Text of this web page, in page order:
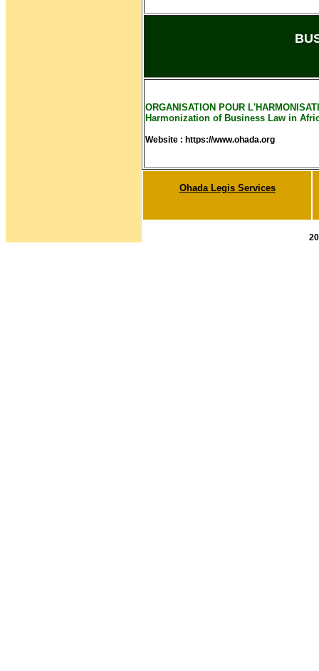
ORGANISATION POUR
Harmonization of Business Law in
Website : https://www.ohada.org
Ohada Legis Services